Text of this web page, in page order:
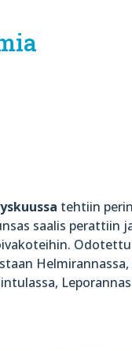
tehtiin
saalis perattiin